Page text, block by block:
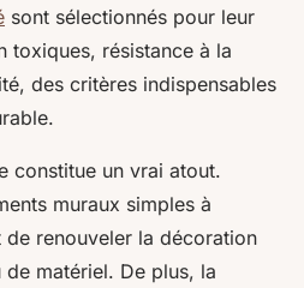
sont sélectionnés pour leur
toxiques, résistance à la
des critères indispensables
constitue un vrai atout.
muraux simples à
de renouveler la décoration
matériel. De plus, la